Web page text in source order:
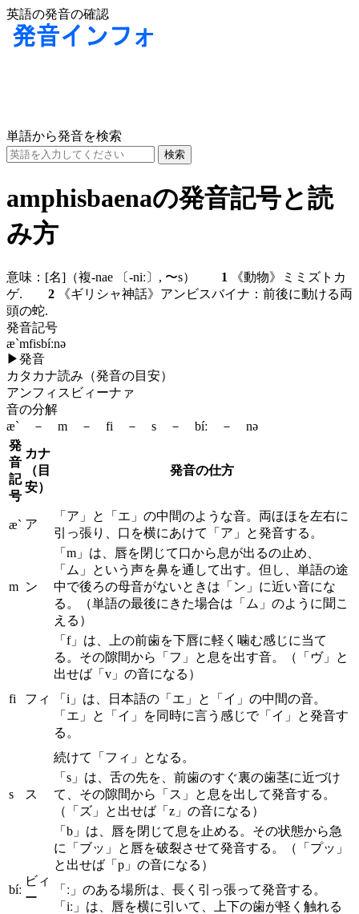
英語の発音の確認
単語から発音を検索
amphisbaenaの発音記号と読
み方
意味： [名] （複-nae 〔-niː〕 , 〜s） 1
《動物》ミミズトカ
ゲ. 2 《ギリシャ神話》アンビスバイナ：前後に動ける両
頭の蛇.
発音記号
æ`mfisbíːnə
▶発音
カタカナ読み（発音の目安）
アンフィスビィーナァ
音の分解
æ` － m － fi － s － bíː － nə
発
音
記
号
カナ
（目
安）
発音の仕方
æ` ア
「ア」と「エ」の中間のような音。両ほほを左右に
引っ張り、口を横にあけて「ア」と発音する。
m ン
「m」は、唇を閉じて口から息が出るの止め、
「ム」という声を鼻を通して出す。但し、単語の途
中で後ろの母音がないときは「ン」に近い音にな
る。（単語の最後にきた場合は「ム」のように聞こ
える）
fi フィ
「f」は、上の前歯を下唇に軽く噛む感じに当て
る。その隙間から「フ」と息を出す音。（「ヴ」と
出せば「v」の音になる）
「i」は、日本語の「エ」と「イ」の中間の音。
「エ」と「イ」を同時に言う感じで「イ」と発音す
る。
続けて「フィ」となる。
s ス
「s」は、舌の先を、前歯のすぐ裏の歯茎に近づけ
て、その隙間から「ス」と息を出して発音する。
（「ズ」と出せば「z」の音になる）
bíː
ビィ
ー
「b」は、唇を閉じて息を止める。その状態から急
に「ブッ」と唇を破裂させて発音する。（「プッ」
と出せば「p」の音になる）
「ː」のある場所は、長く引っ張って発音する。
「iː」は、唇を横に引いて、上下の歯が軽く触れる